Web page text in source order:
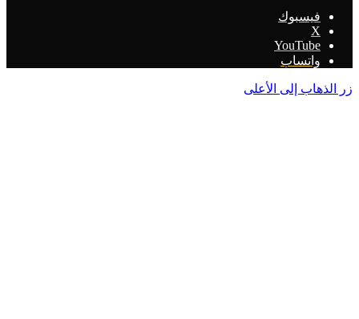
فيسبوك
‫YouTube
واتساب
إلى الأعلى